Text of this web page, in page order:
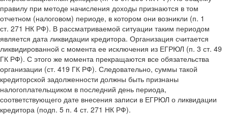
правилу при методе начисления доходы признаются в том
отчетном (налоговом) периоде, в котором они возникли (п. 1
ст. 271 НК РФ). В рассматриваемой ситуации таким периодом
является дата ликвидации кредитора. Организация считается
ликвидированной с момента ее исключения из ЕГРЮЛ (п. 3 ст. 49
ГК РФ). С этого же момента прекращаются все обязательства
организации (ст. 419 ГК РФ). Следовательно, суммы такой
кредиторской задолженности должны быть признаны
налогоплательщиком в последний день периода,
соответствующего дате внесения записи в ЕГРЮЛ о ликвидации
кредитора (подп. 5 п. 4 ст. 271 НК РФ).